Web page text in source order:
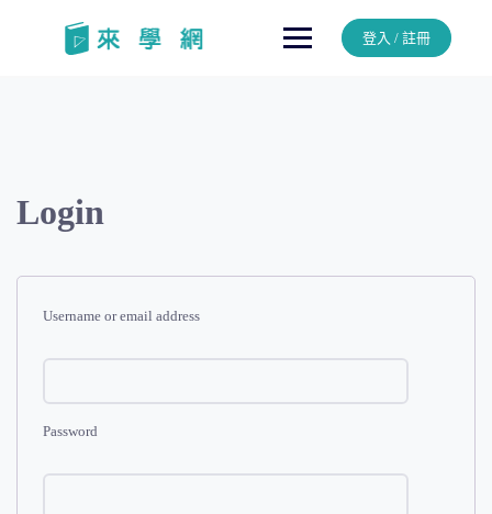
登入 / 註冊
Login
Username or email address
Password